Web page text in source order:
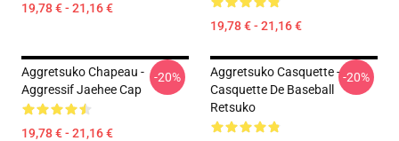
19,78 € - 21,16 €
19,78 € - 21,16 €
Aggretsuko Chapeau -
Aggressif Jaehee Cap
19,78 € - 21,16 €
-20%
Aggretsuko Casquette -
Casquette De Baseball
Retsuko
-20%